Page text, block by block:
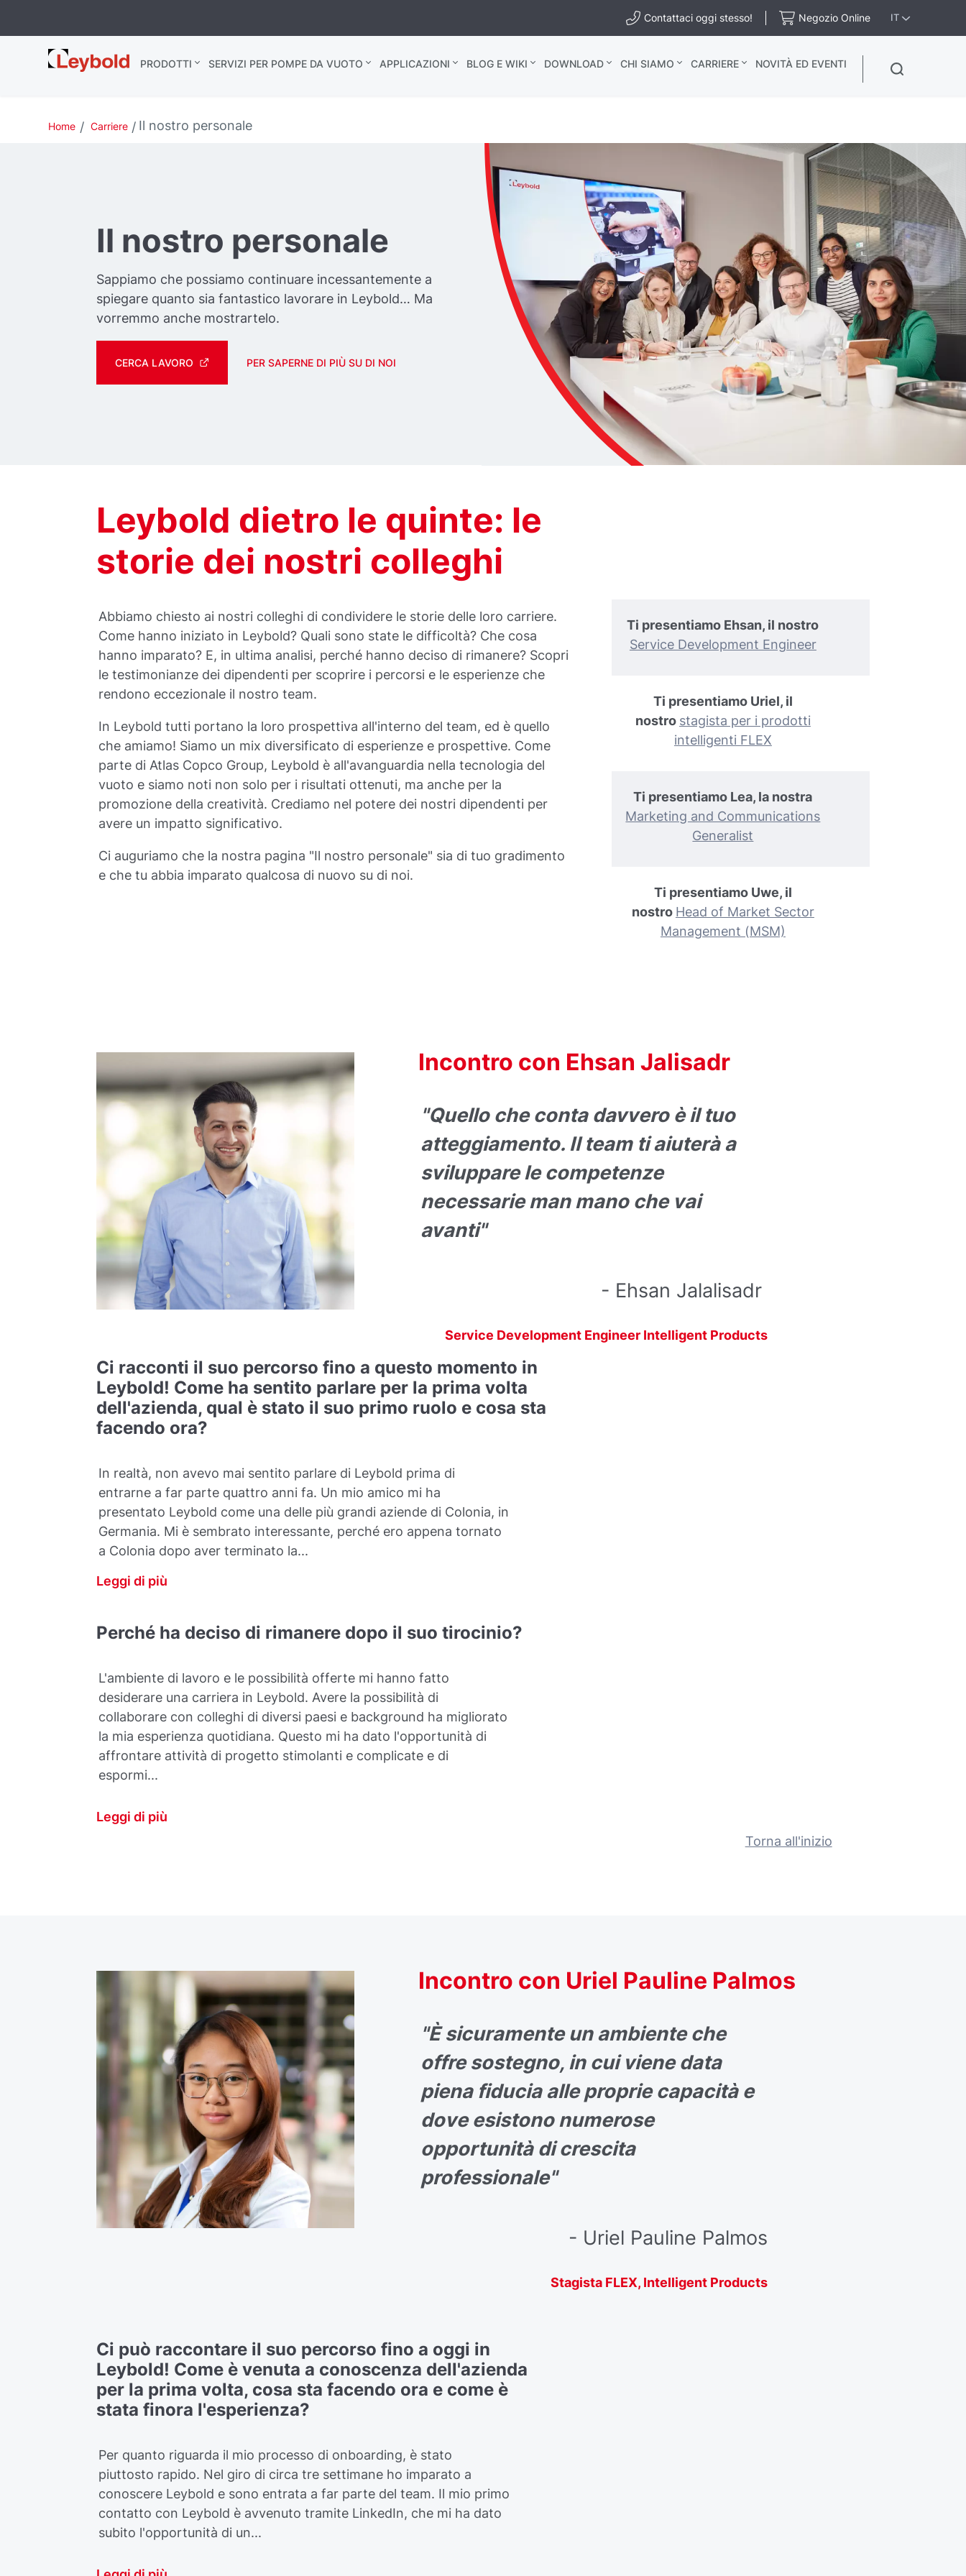
Contattaci oggi stesso! Negozio Online IT
Leybold Italia PRODOTTI SERVIZI PER POMPE DA VUOTO APPLICAZIONI BLOG E WIKI DOWNLOAD CHI SIAMO CARRIERE NOVITÀ ED EVENTI
Home Carriere Il nostro personale
Il nostro personale
Sappiamo che possiamo continuare incessantemente a
spiegare quanto sia fantastico lavorare in Leybold… Ma
vorremmo anche mostrartelo.
CERCA LAVORO PER SAPERNE DI PIÙ SU DI NOI
Leybold dietro le quinte: le
storie dei nostri colleghi
Abbiamo chiesto ai nostri colleghi di condividere le storie delle loro carriere.
Come hanno iniziato in Leybold? Quali sono state le difficoltà? Che cosa
hanno imparato? E, in ultima analisi, perché hanno deciso di rimanere? Scopri
le testimonianze dei dipendenti per scoprire i percorsi e le esperienze che
rendono eccezionale il nostro team.
In Leybold tutti portano la loro prospettiva all'interno del team, ed è quello
che amiamo! Siamo un mix diversificato di esperienze e prospettive. Come
parte di Atlas Copco Group, Leybold è all'avanguardia nella tecnologia del
vuoto e siamo noti non solo per i risultati ottenuti, ma anche per la
promozione della creatività. Crediamo nel potere dei nostri dipendenti per
avere un impatto significativo.
Ci auguriamo che la nostra pagina "Il nostro personale" sia di tuo gradimento
e che tu abbia imparato qualcosa di nuovo su di noi.
Ti presentiamo Ehsan, il nostro
Service Development Engineer
Ti presentiamo Uriel, il
nostro stagista per i prodotti
intelligenti FLEX
Ti presentiamo Lea, la nostra
Marketing and Communications
Generalist
Ti presentiamo Uwe, il
nostro Head of Market Sector
Management (MSM)
Incontro con Ehsan Jalisadr
"Quello che conta davvero è il tuo
atteggiamento. Il team ti aiuterà a
sviluppare le competenze
necessarie man mano che vai
avanti"
- Ehsan Jalalisadr
Service Development Engineer Intelligent Products
Ci racconti il suo percorso fino a questo momento in
Leybold! Come ha sentito parlare per la prima volta
dell'azienda, qual è stato il suo primo ruolo e cosa sta
facendo ora?
In realtà, non avevo mai sentito parlare di Leybold prima di
entrarne a far parte quattro anni fa. Un mio amico mi ha
presentato Leybold come una delle più grandi aziende di Colonia, in
Germania. Mi è sembrato interessante, perché ero appena tornato
a Colonia dopo aver terminato la...
Leggi di più
Perché ha deciso di rimanere dopo il suo tirocinio?
L'ambiente di lavoro e le possibilità offerte mi hanno fatto
desiderare una carriera in Leybold. Avere la possibilità di
collaborare con colleghi di diversi paesi e background ha migliorato
la mia esperienza quotidiana. Questo mi ha dato l'opportunità di
affrontare attività di progetto stimolanti e complicate e di
espormi...
Leggi di più
Torna all'inizio
Incontro con Uriel Pauline Palmos
"È sicuramente un ambiente che
offre sostegno, in cui viene data
piena fiducia alle proprie capacità e
dove esistono numerose
opportunità di crescita
professionale"
- Uriel Pauline Palmos
Stagista FLEX, Intelligent Products
Ci può raccontare il suo percorso fino a oggi in
Leybold! Come è venuta a conoscenza dell'azienda
per la prima volta, cosa sta facendo ora e come è
stata finora l'esperienza?
Per quanto riguarda il mio processo di onboarding, è stato
piuttosto rapido. Nel giro di circa tre settimane ho imparato a
conoscere Leybold e sono entrata a far parte del team. Il mio primo
contatto con Leybold è avvenuto tramite LinkedIn, che mi ha dato
subito l'opportunità di un...